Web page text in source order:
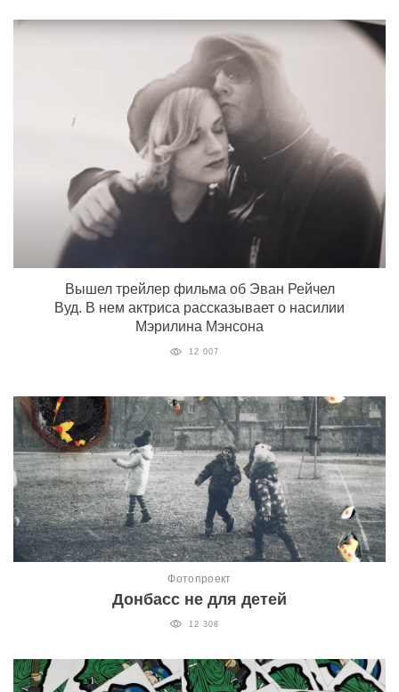
Вышел трейлер фильма об Эван Рейчел
Вуд. В нем актриса рассказывает о насилии
Мэрилина Мэнсона
12 007
Фотопроект
Донбасс не для детей
12 308